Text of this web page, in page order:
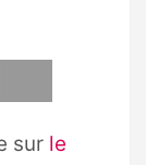
sur le